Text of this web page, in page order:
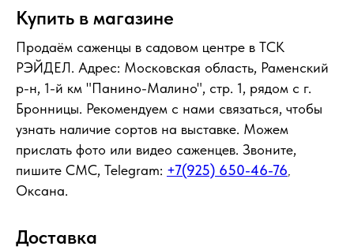
Купить в магазине
Продаём саженцы в садовом центре в ТСК
РЭЙДЕЛ. Адрес: Московская область, Раменский
р-н, 1-й км "Панино-Малино", стр. 1, рядом с г.
Бронницы. Рекомендуем с нами связаться, чтобы
узнать наличие сортов на выставке. Можем
прислать фото или видео саженцев. Звоните,
пишите СМС, Telegram: +7(925) 650-46-76,
Оксана.
Доставка